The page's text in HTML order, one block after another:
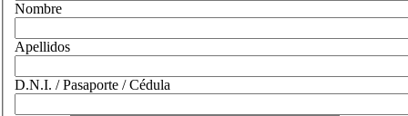
Nombre
Apellidos
D.N.I. / Pasaporte / Cédula